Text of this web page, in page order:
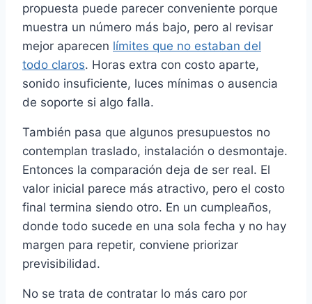
propuesta puede parecer conveniente porque
muestra un número más bajo, pero al revisar
mejor aparecen límites que no estaban del
todo claros. Horas extra con costo aparte,
sonido insuficiente, luces mínimas o ausencia
de soporte si algo falla.
También pasa que algunos presupuestos no
contemplan traslado, instalación o desmontaje.
Entonces la comparación deja de ser real. El
valor inicial parece más atractivo, pero el costo
final termina siendo otro. En un cumpleaños,
donde todo sucede en una sola fecha y no hay
margen para repetir, conviene priorizar
previsibilidad.
No se trata de contratar lo más caro por